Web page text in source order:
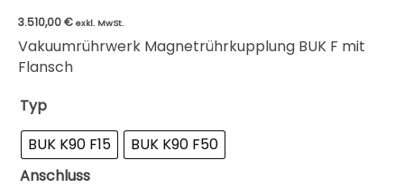
3.510,00€ exkl. MwSt.
Vakuumrührwerk Magnetrührkupplung BUK F mit
Flansch
Typ
BUK K90 F15
BUK K90 F50
Anschluss